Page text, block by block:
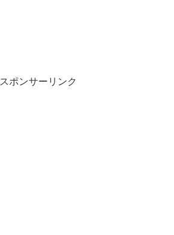
スポンサーリンク